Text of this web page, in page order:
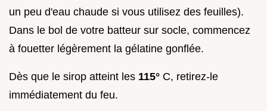
un peu d'eau chaude si vous utilisez des feuilles).
Dans le bol de votre batteur sur socle, commencez
à fouetter légèrement la gélatine gonflée.
Dès que le sirop atteint les 115° C, retirez-le
immédiatement du feu.